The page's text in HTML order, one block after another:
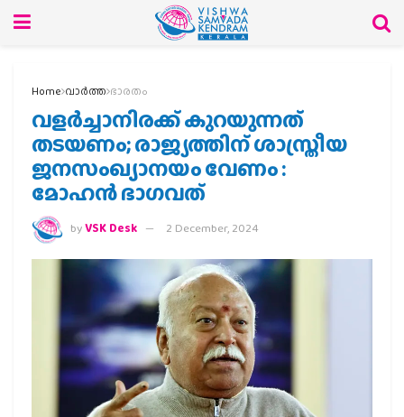
Home വാര്‍ത്ത ഭാരതം
വളര്‍ച്ചാനിരക്ക് കുറയുന്നത്
തടയണം; രാജ്യത്തിന് ശാസ്ത്രീയ
ജനസംഖ്യാനയം വേണം :
മോഹന്‍ ഭാഗവത്
byVSK Desk 2 December, 2024